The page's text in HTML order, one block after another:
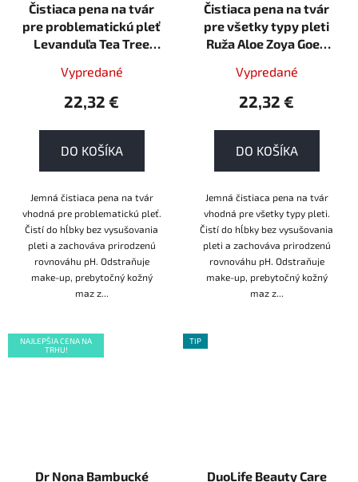
Čistiaca pena na tvár
pre problematickú pleť
Levanduľa Tea Tree
150ml pena
Vypredané
22,32 €
DO KOŠÍKA
Jemná čistiaca pena na tvár
vhodná pre problematickú pleť.
Čistí do hĺbky bez vysušovania
pleti a zachováva prirodzenú
rovnováhu pH. Odstraňuje
make-up, prebytočný kožný
maz z...
Čistiaca pena na tvár
pre všetky typy pleti
Ruža Aloe Zoya Goes
Vypredané
22,32 €
DO KOŠÍKA
Jemná čistiaca pena na tvár
vhodná pre všetky typy pleti.
Čistí do hĺbky bez vysušovania
pleti a zachováva prirodzenú
rovnováhu pH. Odstraňuje
make-up, prebytočný kožný
maz z...
NAJLEPŠIA CENA NA
TRHU!
Dr Nona Bambucké
TIP
DuoLife Beauty Care